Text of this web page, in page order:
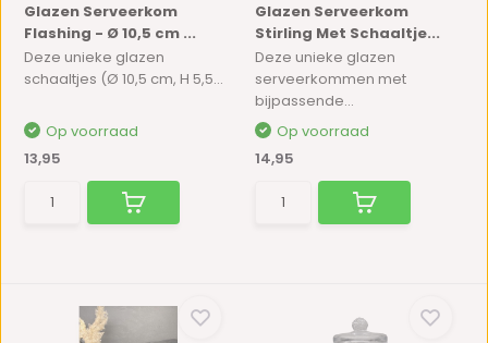
Glazen Serveerkom
Flashing - Ø 10,5 cm ...
Deze unieke glazen
schaaltjes (Ø 10,5 cm, H 5,5...
Op voorraad
13,95
Glazen Serveerkom
Stirling Met Schaaltje...
Deze unieke glazen
serveerkommen met
bijpassende...
Op voorraad
14,95